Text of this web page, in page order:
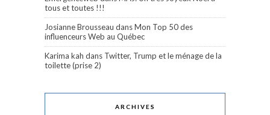
tous et toutes !!!
Josianne Brousseau dansMon Top 50 des
influenceurs Web au Québec
Karima kah dans Twitter, Trump et le ménage de la
toilette (prise 2)
ARCHIVES